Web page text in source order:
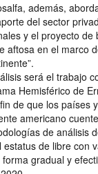
además,
del sector
y el proyecto de
aftosa en el marco
será el trabajo
Hemisférico de
de que los países
americano
de análisis
de libre con
gradual y